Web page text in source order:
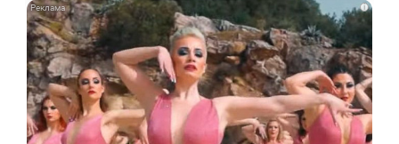
i